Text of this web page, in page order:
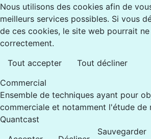
Nous utilisons des cookies afin de
meilleurs services possibles. Si vous
de ces cookies, le site web pourrait
correctement.
Tout accepter
Tout décliner
Commercial
Ensemble de techniques ayant pour
commerciale et notamment l'étude de
Quantcast
Sauvegarder